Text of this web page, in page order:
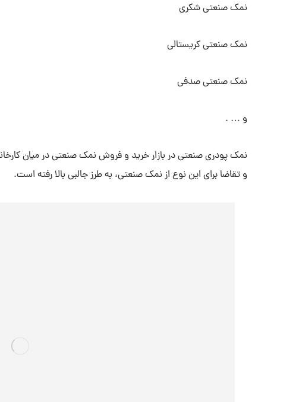
نمک صنعتی شکری
نمک صنعتی کریستالی
نمک صنعتی صدفی
و … .
نمک پودری صنعتی در بازار خرید و فروش نمک صنعتی در میان
و تقاضا برای این نوع از نمک صنعتی، به طرز جالبی بالا رفته است.